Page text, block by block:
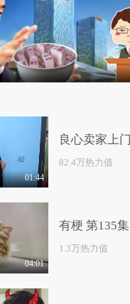
01:44
良心卖家上
82.4万热力值
04:01
有梗 第135
1.3万热力值